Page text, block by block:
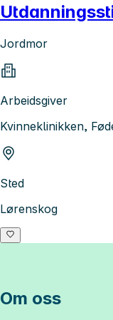
Jordmor
Arbeidsgiver
Kvinneklinikken,
Sted
Lørenskog
Om oss